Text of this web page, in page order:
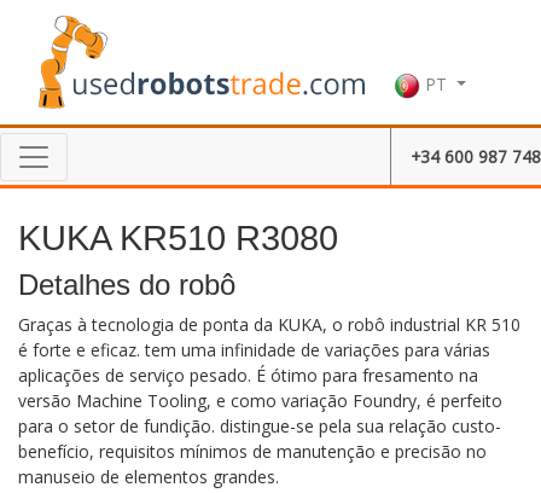
PT
+34 600 987 748
KUKA KR510 R3080
Detalhes do robô
Graças à tecnologia de ponta da KUKA, o robô industrial KR 510
é forte e eficaz. tem uma infinidade de variações para várias
aplicações de serviço pesado. É ótimo para fresamento na
versão Machine Tooling, e como variação Foundry, é perfeito
para o setor de fundição. distingue-se pela sua relação custo-
benefício, requisitos mínimos de manutenção e precisão no
manuseio de elementos grandes.